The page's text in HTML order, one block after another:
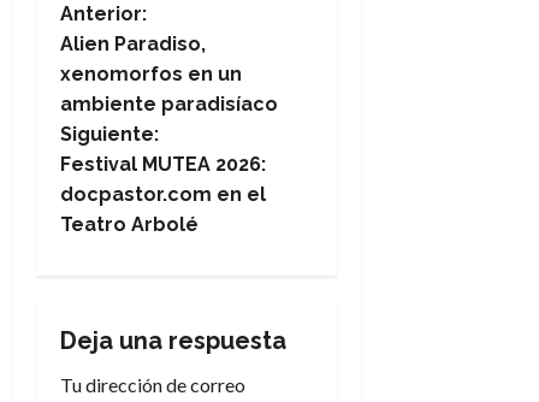
N
a
v
e
g
c
i
Anterior:
Alien Paradiso,
xenomorfos en un
ambiente paradisíaco
Siguiente:
Festival MUTEA 2026:
docpastor.com en el
Teatro Arbolé
Deja una respuesta
Tu dirección de correo